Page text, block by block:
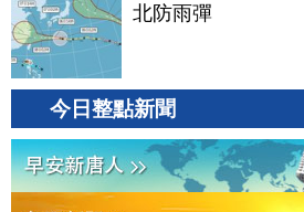
北防雨彈
今日整點新聞